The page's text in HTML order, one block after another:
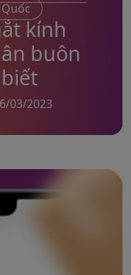
kính
buôn
03/2023